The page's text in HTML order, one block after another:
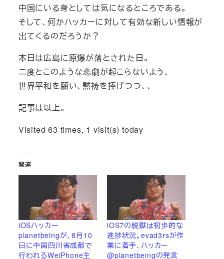
中国にいる身としては気になるところである。
そして、何かハッカーに対して有効な新しい情報が
出てくるのだろうか？
本日は広島に原爆が落とされた日。
二度とこのような悲劇が起こらないよう、
世界平和を願い、黙祷を捧げつつ、、
記事は以上。
Visited 63 times, 1 visit(s) today
関連
iOSハッカー
planetbeingが、8月10
日に中国四川省成都で
行われるWeiPhone主
iOS7の脱獄は初歩的な
進捗状況。evad3rsが作
業に着手、ハッカー
@planetbeingの発言